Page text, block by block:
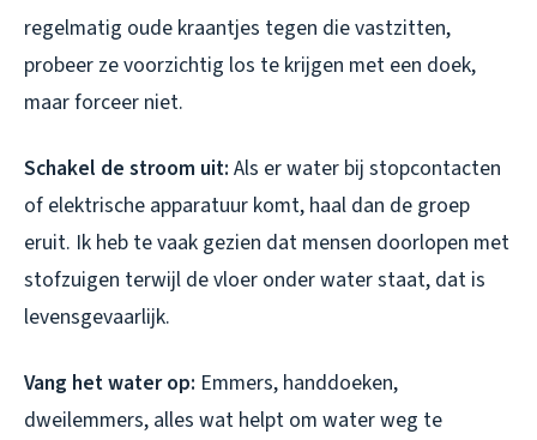
regelmatig oude kraantjes tegen die vastzitten,
probeer ze voorzichtig los te krijgen met een doek,
maar forceer niet.
Schakel de stroom uit: Als er water bij stopcontacten
of elektrische apparatuur komt, haal dan de groep
eruit. Ik heb te vaak gezien dat mensen doorlopen met
stofzuigen terwijl de vloer onder water staat, dat is
levensgevaarlijk.
Vang het water op: Emmers, handdoeken,
dweilemmers, alles wat helpt om water weg te